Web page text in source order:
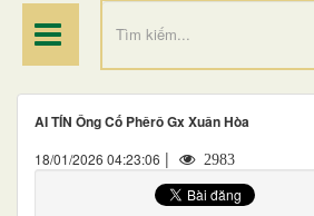
AI TÍN Ông Cố Phêrô Gx Xuân Hòa
18/01/2026 04:23:06 | 2983